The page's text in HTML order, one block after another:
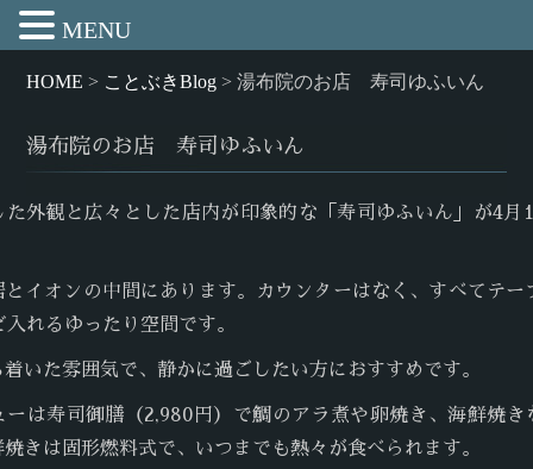
HOME > ことぶきBlog >湯布院のお店 寿司ゆふいん
湯布院のお店 寿司ゆふいん
た外観と広々とした店内が印象的な「寿司ゆふいん」が4月
とイオンの中間にあります。カウンターはなく、すべてテー
れるゆったり空間です。
いた雰囲気で、静かに過ごしたい方におすすめです。
ーは寿司御膳（2,980円）で鯛のアラ煮や卵焼き、海鮮焼き
きは固形燃料式で、いつまでも熱々が食べられます。
MENU